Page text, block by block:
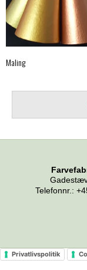
Maling
Telefonnr.:
Privatlivspolitik